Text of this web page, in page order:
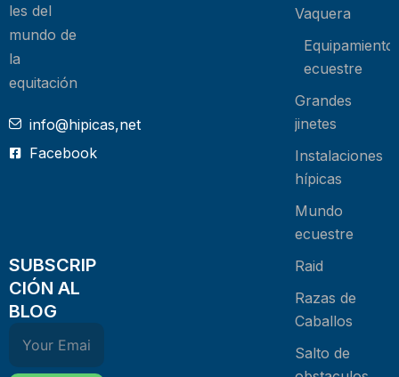
les del
mundo de
la
equitación
info@hipicas,net
Facebook
SUBSCRIP
CIÓN AL
BLOG
Vaquera
Equipamiento
ecuestre
Grandes
jinetes
Instalaciones
hípicas
Mundo
ecuestre
Raid
Razas de
Caballos
Salto de